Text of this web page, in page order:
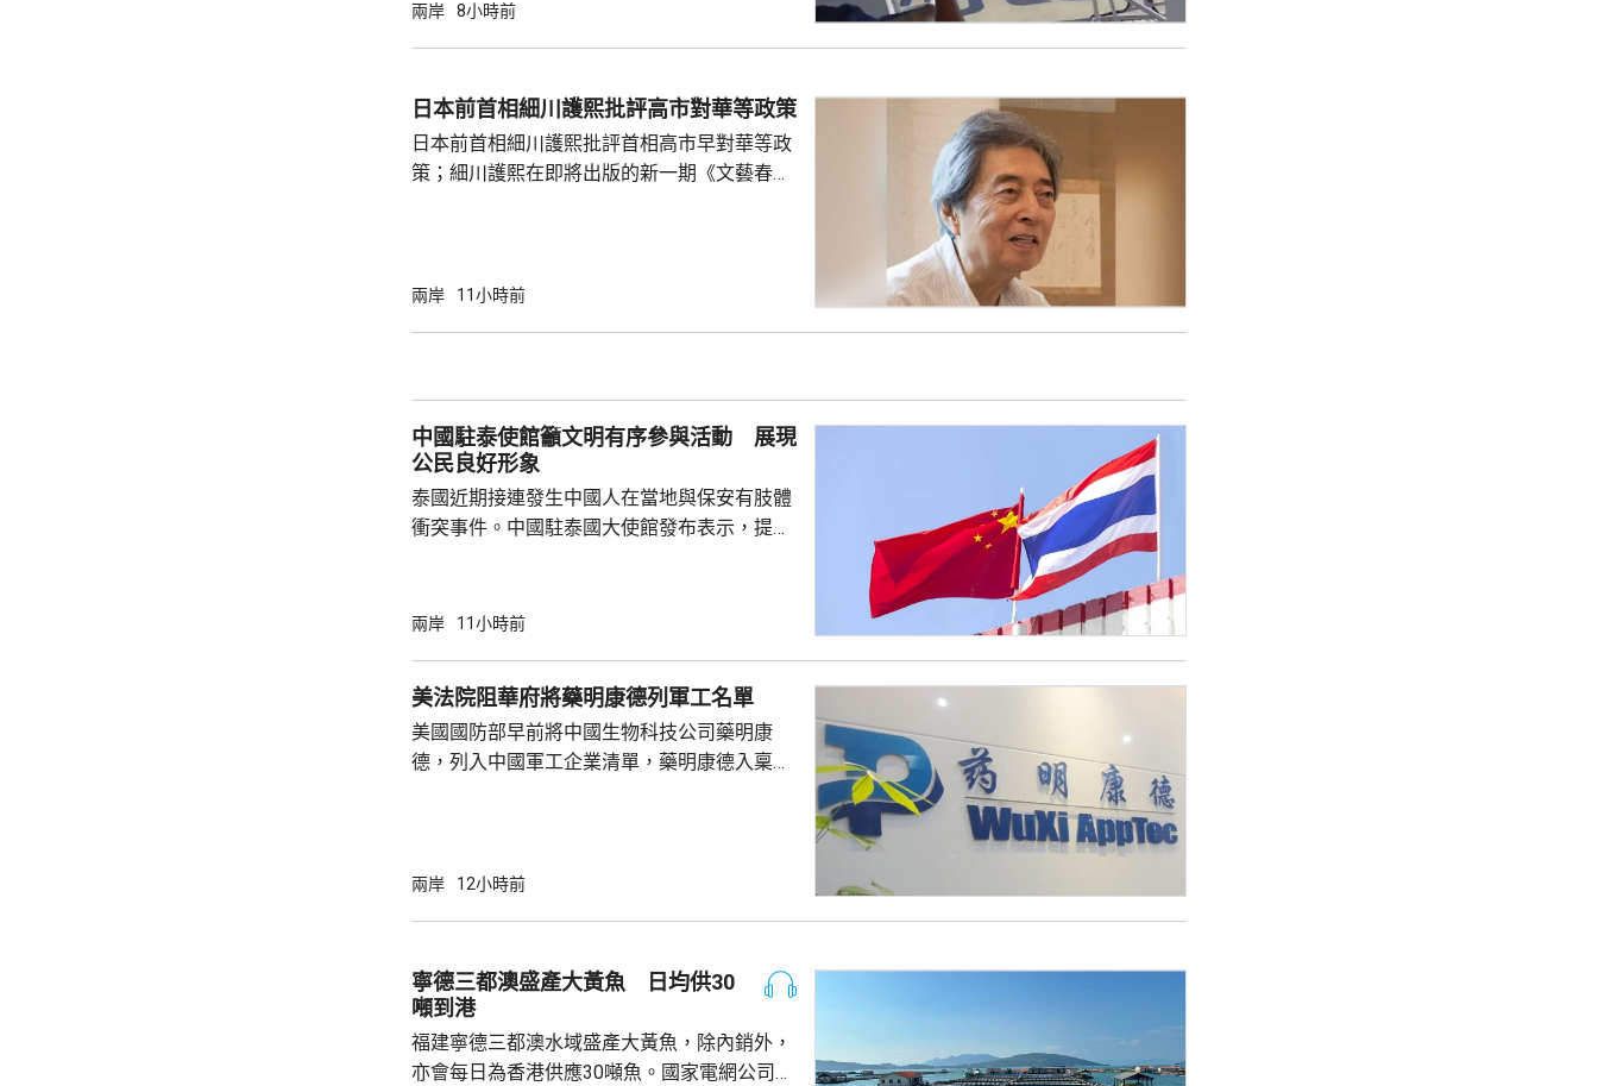
去年8月11日參與南海一線維權行動犧牲，被
追記一等功。25歲的程龍同日在海上維權行動
中不幸犧牲，同樣追記一等功。...
兩岸 8小時前
日本前首相細川護熙批評高市對華等政策
日本前首相細川護熙批評首相高市早對華等政
策；細川護熙在即將出版的新一期《文藝春
施，打破僵局，難免被批評是不負責任。他認
兩岸 11小時前
中國駐泰使館籲文明有序參與活動 展現
公民良好形象
泰國近期接連發生中國人在當地與保安有肢體
衝突事件。中國駐泰國大使館發布表示，提醒
定，文明旅遊、禮貌待人，展現中國公民良好
公民要提前做好準備，了解活動規則，包括入
場、拍攝、攜帶物品等要求，如發生糾紛或合
法權益受到侵害，應保持冷靜，依法理性維...
兩岸 11小時前
美法院阻華府將藥明康德列軍工名單
美國國防部早前將中國生物科技公司藥明康
德，列入中國軍工企業清單，藥明康德入稟法
決表示歡迎，認為此舉減輕公司被列入名單所
里巴巴、百度及比亞迪等中國企業，列為支援
中國軍方的實體，多間被列入名單的公司事...
兩岸 12小時前
寧德三都澳盛產大黃魚 日均供30
噸到港
福建寧德三都澳水域盛產大黃魚，除內銷外，
亦會每日為香港供應30噸魚。國家電網公司就